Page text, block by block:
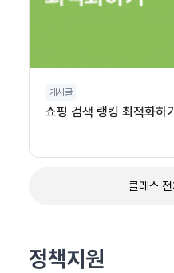
게시글
쇼핑 검색 랭킹 최적화하기
클래스 전
정책지원